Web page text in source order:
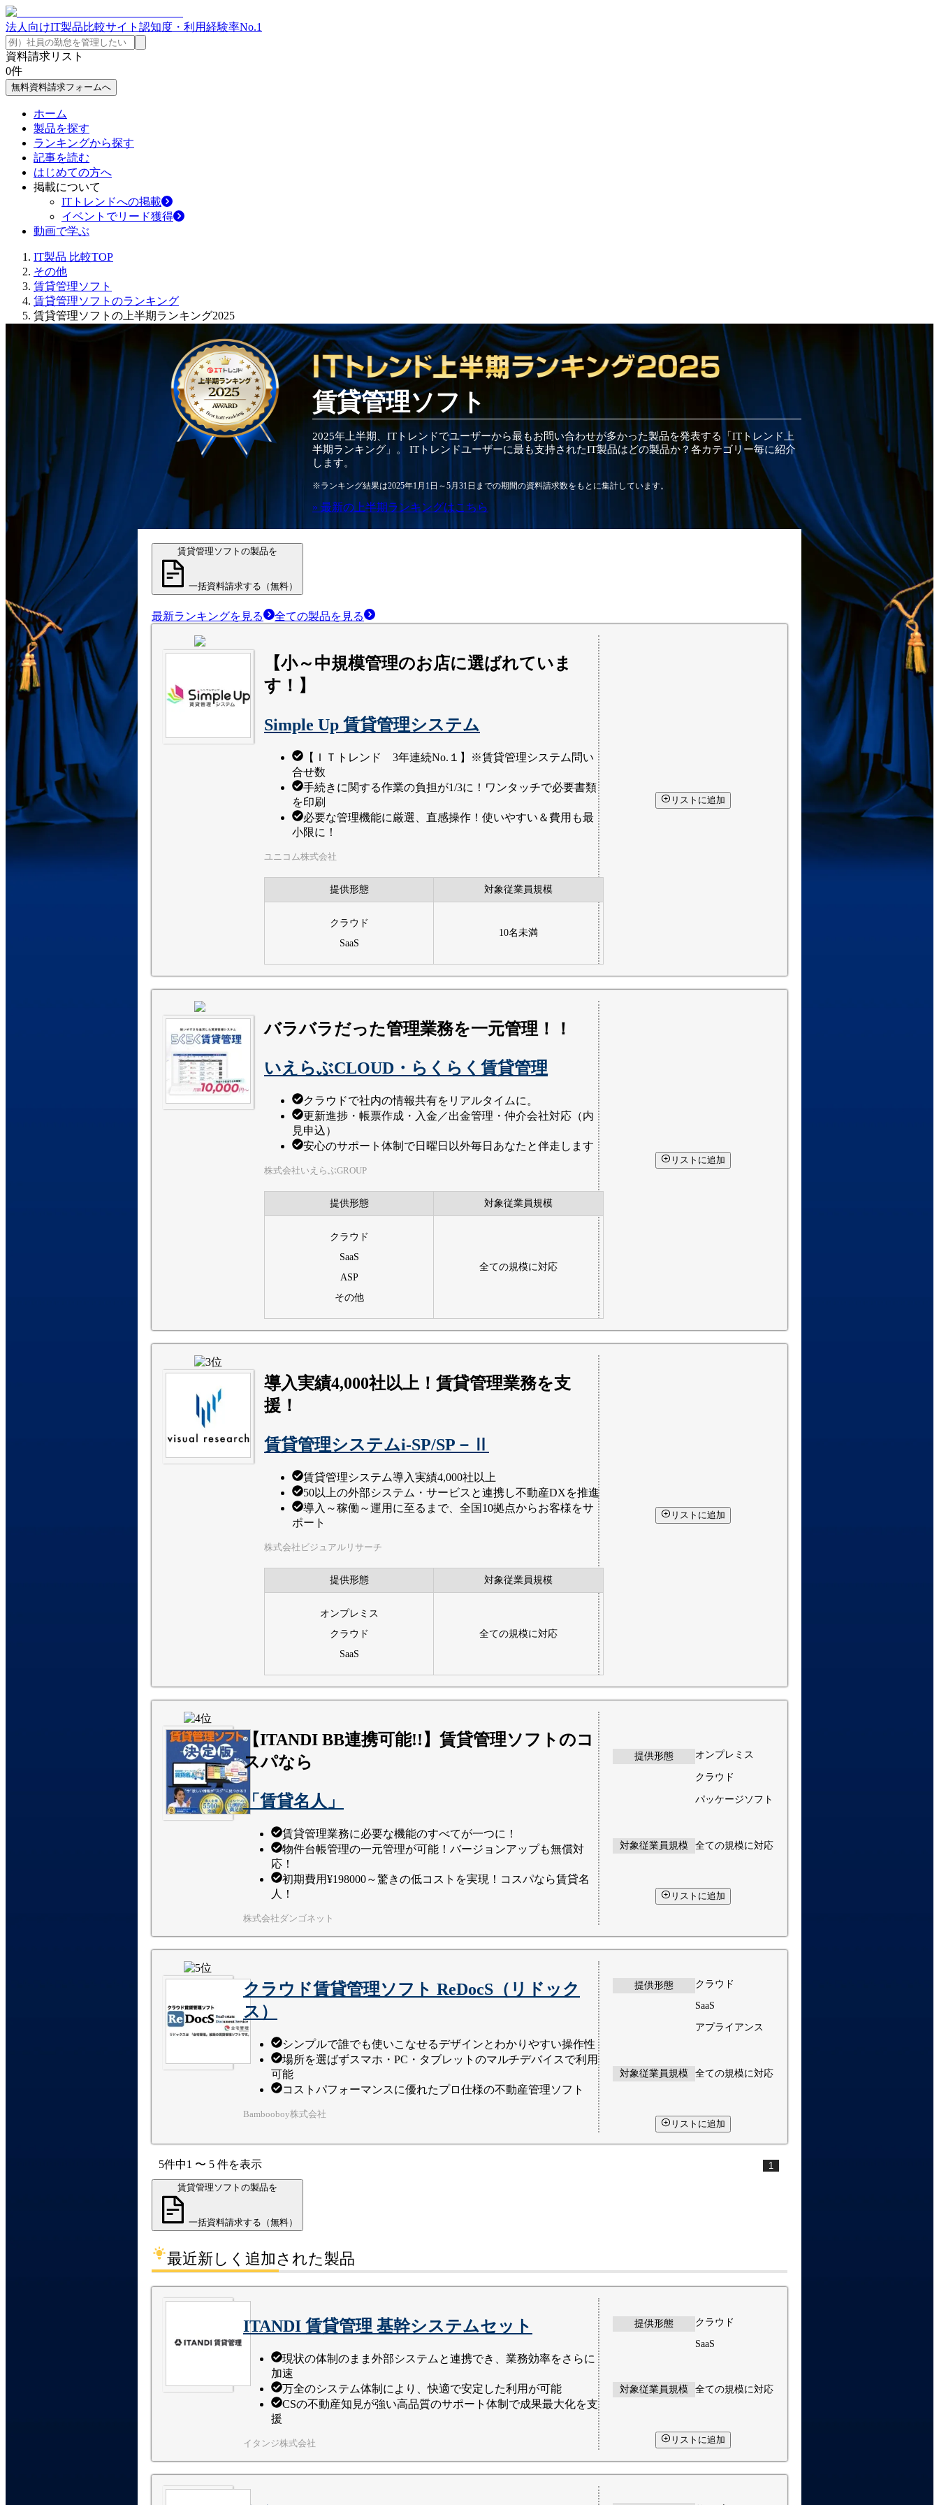
法人向けIT製品比較サイト 認知度・利用経験率No.1
資料請求リスト
0件
無料資料請求フォームへ
ホーム
製品を探す
ランキングから探す
記事を読む
はじめての方へ
掲載について
ITトレンドへの掲載
イベントでリード獲得
動画で学ぶ
IT製品 比較TOP
その他
賃貸管理ソフト
賃貸管理ソフトのランキング
賃貸管理ソフトの上半期ランキング2025
賃貸管理ソフト
2025年上半期 、ITトレンドでユーザーから最もお問い合わせが多かった製品を発表する「ITトレンド上
半期ランキング」。 ITトレンドユーザーに最も支持されたIT製品はどの製品か？各カテゴリー毎に紹介
します。
※ランキング結果は2025年1月1日～5月31日 までの期間の資料請求数をもとに集計しています。
» 最新の上半期ランキングはこちら
賃貸管理ソフトの製品を
一括資料請求する（無料）
最新ランキングを見る 全ての製品を見る
【小～中規模管理のお店に選ばれていま
す！】
Simple Up 賃貸管理システム
【ＩＴトレンド 3年連続No.１】※賃貸管理システム問い
合せ数
手続きに関する作業の負担が1/3に！ワンタッチで必要書類
を印刷
必要な管理機能に厳選、直感操作！使いやすい＆費用も最
小限に！
ユニコム株式会社
提供形態 対象従業員規模
クラウド
SaaS
10名未満
リストに追加
バラバラだった管理業務を一元管理！！
いえらぶCLOUD・らくらく賃貸管理
クラウドで社内の情報共有をリアルタイムに。
更新進捗・帳票作成・入金／出金管理・仲介会社対応（内
見申込）
安心のサポート体制で日曜日以外毎日あなたと伴走します
株式会社いえらぶGROUP
提供形態 対象従業員規模
クラウド
SaaS
ASP
その他
全ての規模に対応
リストに追加
導入実績4,000社以上！賃貸管理業務を支
援！
賃貸管理システムi-SP/SP－Ⅱ
賃貸管理システム導入実績4,000社以上
50以上の外部システム・サービスと連携し不動産DXを推進
導入～稼働～運用に至るまで、全国10拠点からお客様をサ
ポート
株式会社ビジュアルリサーチ
提供形態 対象従業員規模
オンプレミス
クラウド
SaaS
全ての規模に対応
リストに追加
【ITANDI BB連携可能!!】賃貸管理ソフトのコ
スパなら
「賃貸名人」
賃貸管理業務に必要な機能のすべてが一つに！
物件台帳管理の一元管理が可能！バージョンアップも無償対
応！
初期費用¥198000～驚きの低コストを実現！コスパなら賃貸名
人！
株式会社ダンゴネット
提供形態 オンプレミス
クラウド
パッケージソフト
対象従業員規模 全ての規模に対応
リストに追加
クラウド賃貸管理ソフト ReDocS（リドック
ス）
シンプルで誰でも使いこなせるデザインとわかりやすい操作性
場所を選ばずスマホ・PC・タブレットのマルチデバイスで利用
可能
コストパフォーマンスに優れたプロ仕様の不動産管理ソフト
Bambooboy株式会社
提供形態 クラウド
SaaS
アプライアンス
対象従業員規模 全ての規模に対応
リストに追加
5件中1 〜 5 件を表示 1
賃貸管理ソフトの製品を
一括資料請求する（無料）
最近新しく追加された 製品
ITANDI 賃貸管理 基幹システムセット
現状の体制のまま外部システムと連携でき、業務効率をさらに
加速
万全のシステム体制により、快適で安定した利用が可能
CSの不動産知見が強い高品質のサポート体制で成果最大化を支
援
イタンジ株式会社
提供形態 クラウド
SaaS
対象従業員規模 全ての規模に対応
リストに追加